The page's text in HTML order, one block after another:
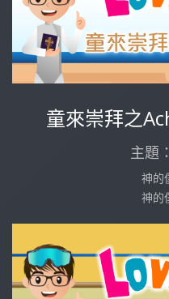
童來崇拜之
主題
神的
神的